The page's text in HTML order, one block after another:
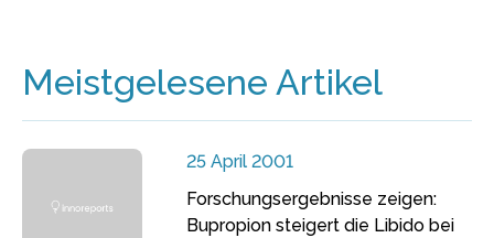
Meistgelesene Artikel
25 April 2001
Forschungsergebnisse zeigen:
Bupropion steigert die Libido bei